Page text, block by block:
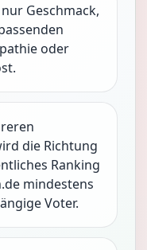
Geschmack,
oder
die Richtung
Ranking
mindestens
Voter.